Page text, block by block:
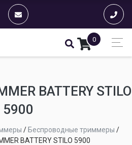
0
BATTERY STILO
5900
/ Беспроводные триммеры /
BATTERY STILO 5900